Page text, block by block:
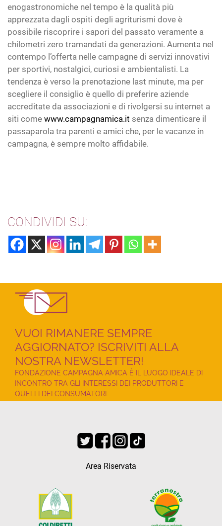
enogastronomiche nel tempo è la qualità più
apprezzata dagli ospiti degli agriturismi dove è
possibile riscoprire i sapori del passato veramente a
chilometri zero tramandati da generazioni. Aumenta nel
contempo l’offerta nelle campagne di servizi innovativi
per sportivi, nostalgici, curiosi e ambientalisti. La
tendenza è verso la prenotazione last minute, ma per
scegliere il consiglio è quello di preferire aziende
accreditate da associazioni e di rivolgersi su internet a
siti come www.campagnamica.it senza dimenticare il
passaparola tra parenti e amici che, per le vacanze in
campagna, è sempre molto affidabile.
CONDIVIDI SU:
VUOI RIMANERE SEMPRE
AGGIORNATO? ISCRIVITI ALLA
NOSTRA NEWSLETTER!
FONDAZIONE CAMPAGNA AMICA È IL LUOGO IDEALE DI
INCONTRO TRA GLI INTERESSI DEI PRODUTTORI E
QUELLI DEI CONSUMATORI.
Area Riservata